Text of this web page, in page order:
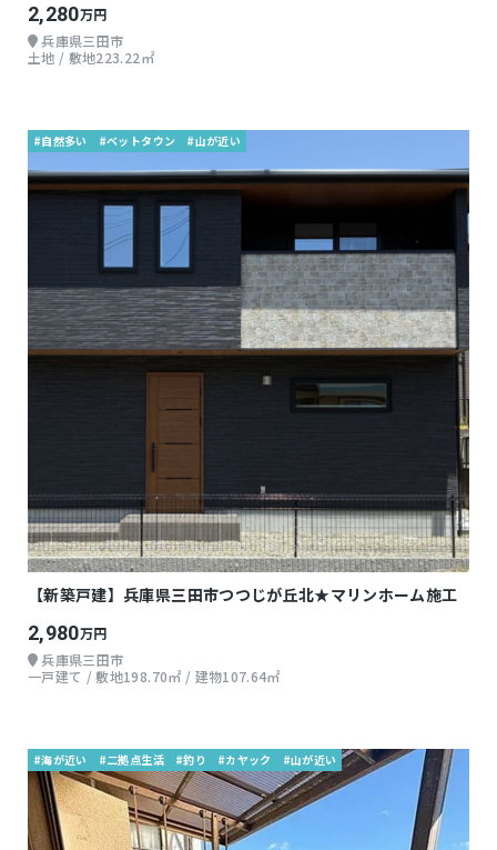
2,280万円
兵庫県三田市
土地 / 敷地223.22㎡
#自然多い #ベットタウン #山が近い
【新築戸建】兵庫県三田市つつじが丘北★マリンホーム施工
2,980万円
兵庫県三田市
一戸建て / 敷地198.70㎡ / 建物107.64㎡
#海が近い #二拠点生活 #釣り #カヤック #山が近い